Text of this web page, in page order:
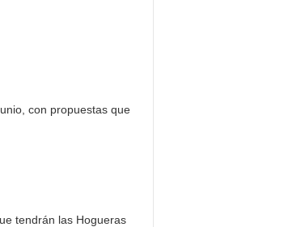
con propuestas que
tendrán las Hogueras